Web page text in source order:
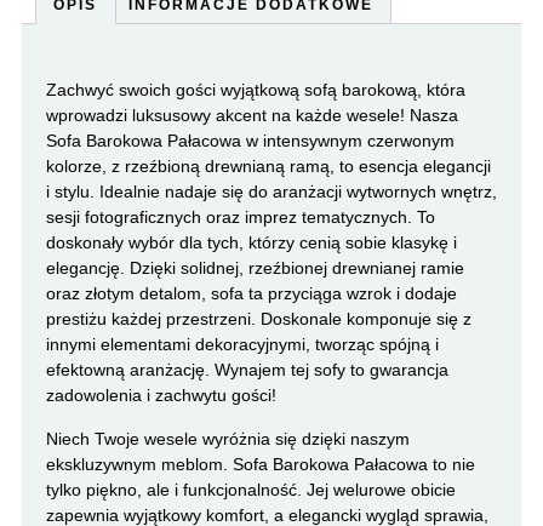
OPIS INFORMACJE DODATKOWE
Zachwyć swoich gości wyjątkową sofą barokową, która
wprowadzi luksusowy akcent na każde wesele! Nasza
Sofa Barokowa Pałacowa w intensywnym czerwonym
kolorze, z rzeźbioną drewnianą ramą, to esencja elegancji
i stylu. Idealnie nadaje się do aranżacji wytwornych wnętrz,
sesji fotograficznych oraz imprez tematycznych. To
doskonały wybór dla tych, którzy cenią sobie klasykę i
elegancję. Dzięki solidnej, rzeźbionej drewnianej ramie
oraz złotym detalom, sofa ta przyciąga wzrok i dodaje
prestiżu każdej przestrzeni. Doskonale komponuje się z
innymi elementami dekoracyjnymi, tworząc spójną i
efektowną aranżację. Wynajem tej sofy to gwarancja
zadowolenia i zachwytu gości!
Niech Twoje wesele wyróżnia się dzięki naszym
ekskluzywnym meblom. Sofa Barokowa Pałacowa to nie
tylko piękno, ale i funkcjonalność. Jej welurowe obicie
zapewnia wyjątkowy komfort, a elegancki wygląd sprawia,